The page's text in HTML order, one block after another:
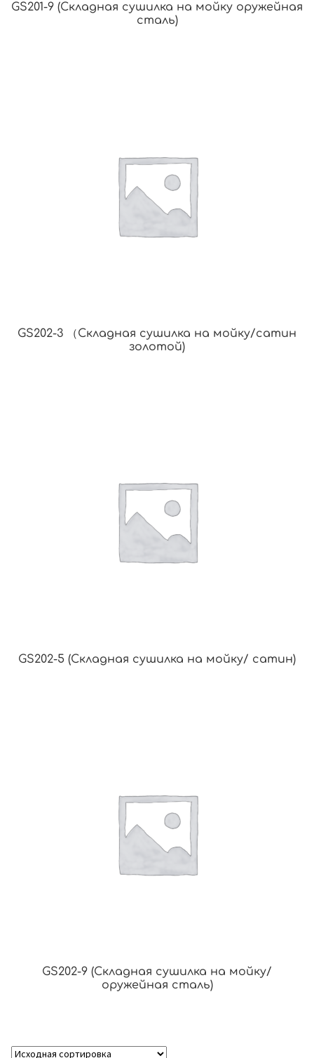
GS201-9 (Складная сушилка на мойку оружейная
сталь)
GS202-3 （Складная сушилка на мойку/сатин
золотой)
GS202-5 (Складная сушилка на мойку/ сатин)
GS202-9 (Складная сушилка на мойку/
оружейная сталь)